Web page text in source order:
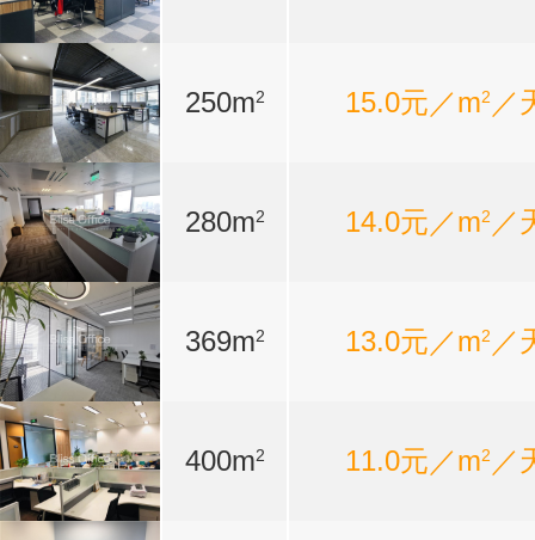
250m2 15.0元／m2 ／
280m2 14.0元／m2 ／
369m2 13.0元／m2 ／
400m2 11.0元／m2 ／